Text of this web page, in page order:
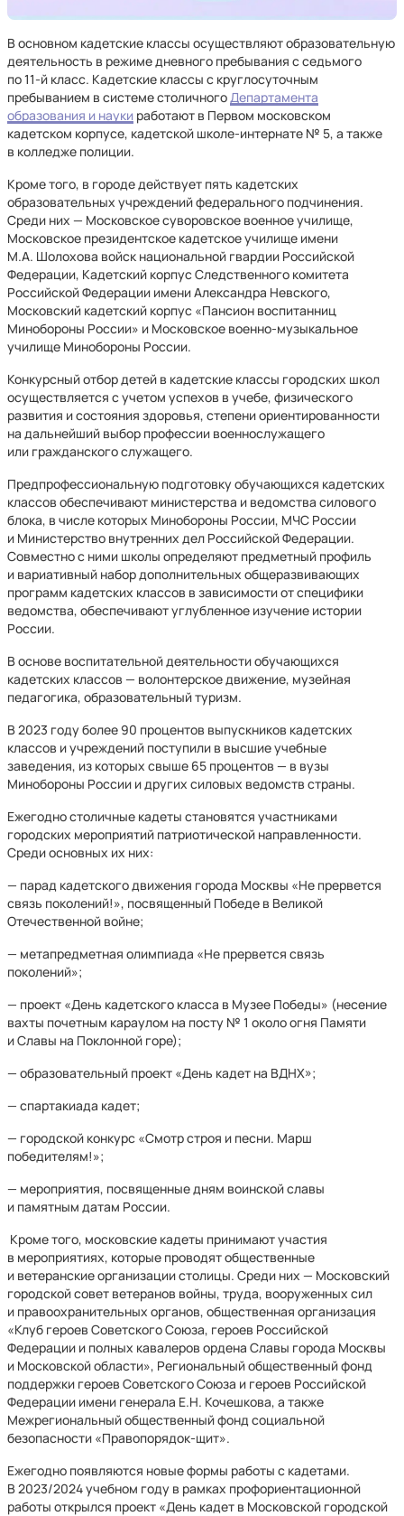
В основном кадетские классы осуществляют образовательную
деятельность в режиме дневного пребывания с седьмого
по 11-й класс. Кадетские классы с круглосуточным
пребыванием в системе столичногоДепартамента
образования и науки работают в Первом московском
кадетском корпусе, кадетской школе-интернате № 5, а также
в колледже полиции.
Кроме того, в городе действует пять кадетских
образовательных учреждений федерального подчинения.
Среди них — Московское суворовское военное училище,
Московское президентское кадетское училище имени
М.А. Шолохова войск национальной гвардии Российской
Федерации, Кадетский корпус Следственного комитета
Российской Федерации имени Александра Невского,
Московский кадетский корпус «Пансион воспитанниц
Минобороны России» и Московское военно-музыкальное
училище Минобороны России.
Конкурсный отбор детей в кадетские классы городских школ
осуществляется с учетом успехов в учебе, физического
развития и состояния здоровья, степени ориентированности
на дальнейший выбор профессии военнослужащего
или гражданского служащего.
Предпрофессиональную подготовку обучающихся кадетских
классов обеспечивают министерства и ведомства силового
блока, в числе которых Минобороны России, МЧС России
и Министерство внутренних дел Российской Федерации.
Совместно с ними школы определяют предметный профиль
и вариативный набор дополнительных общеразвивающих
программ кадетских классов в зависимости от специфики
ведомства, обеспечивают углубленное изучение истории
России.
В основе воспитательной деятельности обучающихся
кадетских классов — волонтерское движение, музейная
педагогика, образовательный туризм.
В 2023 году более 90 процентов выпускников кадетских
классов и учреждений поступили в высшие учебные
заведения, из которых свыше 65 процентов — в вузы
Минобороны России и других силовых ведомств страны.
Ежегодно столичные кадеты становятся участниками
городских мероприятий патриотической направленности.
Среди основных их них:
— парад кадетского движения города Москвы «Не прервется
связь поколений!», посвященный Победе в Великой
Отечественной войне;
— метапредметная олимпиада «Не прервется связь
поколений»;
— проект «День кадетского класса в Музее Победы» (несение
вахты почетным караулом на посту № 1 около огня Памяти
и Славы на Поклонной горе);
— образовательный проект «День кадет на ВДНХ»;
— спартакиада кадет;
— городской конкурс «Смотр строя и песни. Марш
победителям!»;
— мероприятия, посвященные дням воинской славы
и памятным датам России.
Кроме того, московские кадеты принимают участия
в мероприятиях, которые проводят общественные
и ветеранские организации столицы. Среди них — Московский
городской совет ветеранов войны, труда, вооруженных сил
и правоохранительных органов, общественная организация
«Клуб героев Советского Союза, героев Российской
Федерации и полных кавалеров ордена Славы города Москвы
и Московской области», Региональный общественный фонд
поддержки героев Советского Союза и героев Российской
Федерации имени генерала Е.Н. Кочешкова, а также
Межрегиональный общественный фонд социальной
безопасности «Правопорядок-щит».
Ежегодно появляются новые формы работы с кадетами.
В 2023/2024 учебном году в рамках профориентационной
работы открылся проект «День кадет в Московской городской